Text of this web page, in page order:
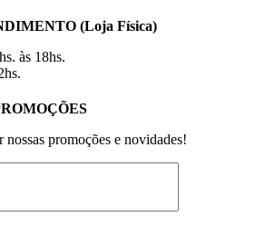
(Loja Física)
às 18hs.
nossas promoções e novidades!